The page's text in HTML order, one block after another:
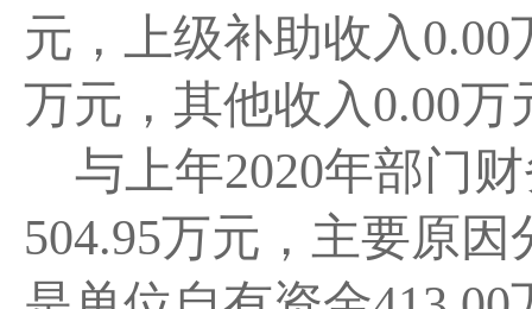
元，上级补助收入0.00
万元，其他收入0.00万
与上年2020年部门
504.95万元 ，主要原